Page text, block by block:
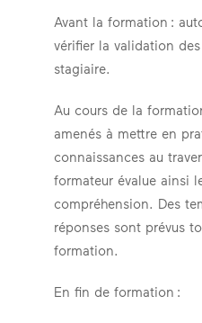
Avant la formation :
vérifier la validation
stagiaire.
Au cours de la
amenés à mettre en
connaissances au
formateur évalue ainsi
compréhension. Des
réponses sont prévus
formation.
En fin de formation :